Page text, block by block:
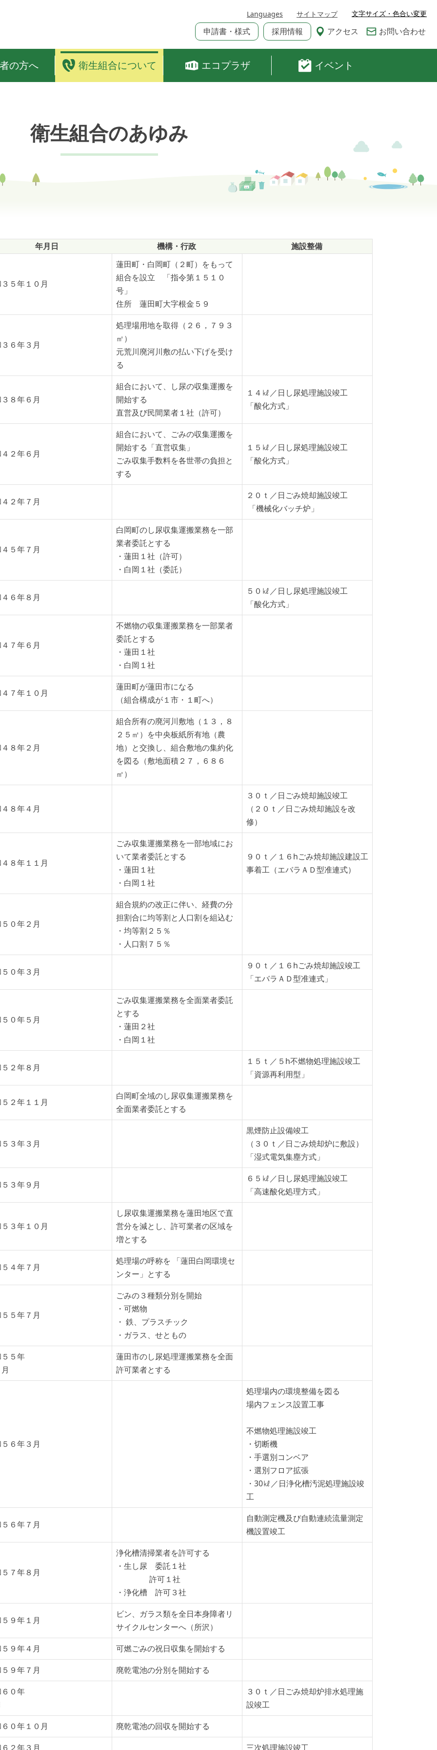
の方へ 衛生組合について エコプラザ イベント
申請書・様式 採用情報 アクセス お問い合わせ
サイトマップ
Languages 文字サイズ・色合い変更
衛生組合のあゆみ
年月日 機構・行政 施設整備
５年１０月
蓮田町・白岡町（２町）をもって
組合を設立 「指令第１５１０
号」
住所 蓮田町大字根金５９
６年３月
処理場用地を取得（２６，７９３
㎡）
元荒川廃河川敷の払い下げを受け
る
８年６月
組合において、し尿の収集運搬を
開始する
直営及び民間業者１社（許可）
１４㎘／日し尿処理施設竣工
「酸化方式」
２年６月
組合において、ごみの収集運搬を
開始する「直営収集」
ごみ収集手数料を各世帯の負担と
する
１５㎘／日し尿処理施設竣工
「酸化方式」
２年７月
２０ｔ／日ごみ焼却施設竣工
「機械化バッチ炉」
５年７月
白岡町のし尿収集運搬業務を一部
業者委託とする
・蓮田１社（許可）
・白岡１社（委託）
６年８月
５０㎘／日し尿処理施設竣工
「酸化方式」
７年６月
不燃物の収集運搬業務を一部業者
委託とする
・蓮田１社
・白岡１社
７年１０月
蓮田町が蓮田市になる
（組合構成が１市・１町へ）
８年２月
組合所有の廃河川敷地（１３，８
２５㎡）を中央板紙所有地（農
地）と交換し、組合敷地の集約化
を図る（敷地面積２７，６８６
㎡）
８年４月
３０ｔ／日ごみ焼却施設竣工
（２０ｔ／日ごみ焼却施設を改
修）
８年１１月
ごみ収集運搬業務を一部地域にお
いて業者委託とする
・蓮田１社
・白岡１社
９０ｔ／１６hごみ焼却施設建設工
事着工（エバラＡＤ型准連式）
０年２月
組合規約の改正に伴い、経費の分
担割合に均等割と人口割を組込む
・均等割２５％
・人口割７５％
０年３月
９０ｔ／１６hごみ焼却施設竣工
「エバラＡＤ型准連式」
０年５月
ごみ収集運搬業務を全面業者委託
とする
・蓮田２社
・白岡１社
２年８月
１５ｔ／５h不燃物処理施設竣工
「資源再利用型」
２年１１月
白岡町全域のし尿収集運搬業務を
全面業者委託とする
３年３月
黒煙防止設備竣工
（３０ｔ／日ごみ焼却炉に敷設）
「湿式電気集塵方式」
３年９月
６５㎘／日し尿処理施設竣工
「高速酸化処理方式」
３年１０月
し尿収集運搬業務を蓮田地区で直
営分を減とし、許可業者の区域を
増とする
４年７月
処理場の呼称を 「蓮田白岡環境セ
ンター」とする
５年７月
ごみの３種類分別を開始
・可燃物
・ 鉄、プラスチック
・ガラス、せともの
５年
蓮田市のし尿処理運搬業務を全面
許可業者とする
６年３月
処理場内の環境整備を図る
場内フェンス設置工事
不燃物処理施設竣工
・切断機
・手選別コンベア
・選別フロア拡張
・30㎘／日浄化槽汚泥処理施設竣
工
６年７月
自動測定機及び自動連続流量測定
機設置竣工
７年８月
浄化槽清掃業者を許可する
・生し尿 委託１社
許可１社
・浄化槽 許可３社
９年１月
ビン、ガラス類を全日本身障者リ
サイクルセンターへ（所沢）
９年４月
可燃ごみの祝日収集を開始する
９年７月
廃乾電池の分別を開始する
０年
３０ｔ／日ごみ焼却炉排水処理施
設竣工
０年１０月
廃乾電池の回収を開始する
２年３月
三次処理施設竣工